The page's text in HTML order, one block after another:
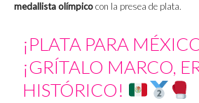
medallista olímpicocon la presea de plata.
¡PLATA PARA
¡GRÍTALO MARCO,
HISTÓRICO!